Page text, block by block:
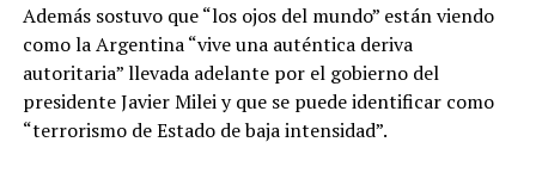
Además sostuvo que “los ojos del mundo” están viendo
como la Argentina “vive una auténtica deriva
autoritaria” llevada adelante por el gobierno del
presidente Javier Milei y que se puede identificar como
“terrorismo de Estado de baja intensidad”.